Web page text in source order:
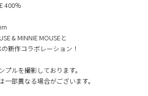
400％
& MINNIE MOUSEと
新作コラボレーション！
ルを撮影しております。
部異なる場合がございます。